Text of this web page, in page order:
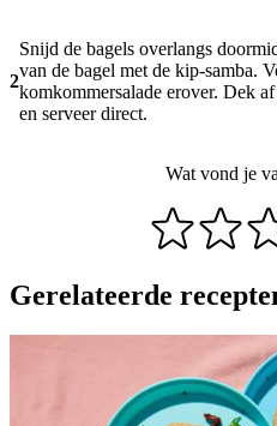
2
Snijd de bagels overlangs
van de bagel met de kip-samba.
komkommersalade erover. Dek
en serveer direct.
Wat vond je
Gerelateerde